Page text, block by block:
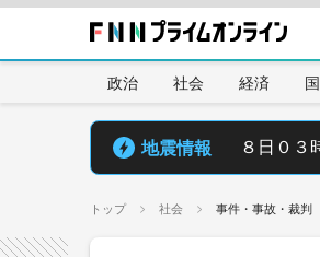
政治 社会 経済
地震情報 ８日０３
トップ 社会 事件・事故・裁判